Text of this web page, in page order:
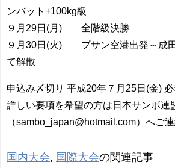
ンバット+100kg級
９月29日(月) 全階級決勝
９月30日(火) プサン空港出発～成
て解散
申込み〆切り 平成20年７月25日(金)
詳しい要項を希望の方は日本サンボ連
（sambo_japan@hotmail.com）へご連
国内大会, 国際大会の関連記事